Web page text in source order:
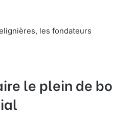
les fondateurs
le plein de